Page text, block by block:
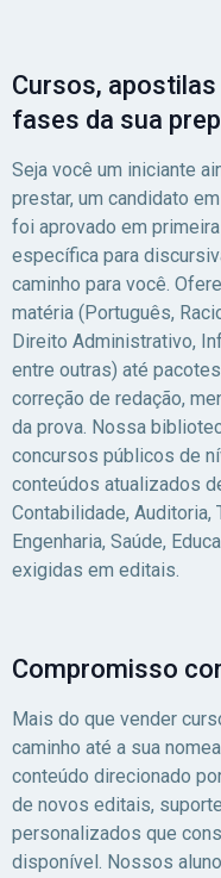
Cursos,
fases da sua
Seja você um iniciante
prestar, um candidato
foi aprovado em
específica para
caminho para você.
matéria (Português,
Direito Administrativo,
entre outras) até
correção de redação,
da prova. Nossa
concursos públicos de
conteúdos atualizados
Contabilidade, Auditoria,
Engenharia, Saúde,
exigidas em editais.
Compromisso
Mais do que vender
caminho até a sua
conteúdo direcionado
de novos editais,
personalizados que
disponível. Nossos